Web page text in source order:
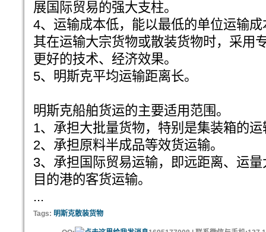
展国际贸易的强大支柱。
4、运输成本低，能以最低的单位运输
其在运输大宗货物或散装货物时，采用
更好的技术、经济效果。
5、明斯克平均运输距离长。
明斯克船舶货运的主要适用范围。
1、承担大批量货物，特别是集装箱的
2、承担原料半成品等效货运输。
3、承担国际贸易运输，即远距离、运
目的港的客货运输。
...
Tags: 明斯克散装货物